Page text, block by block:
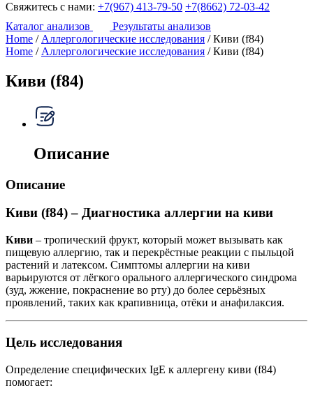
Свяжитесь с нами: +7(967) 413-79-50 +7(8662) 72-03-42
Каталог анализов
Результаты анализов
Home / Аллергологические исследования / Киви (f84)
Home / Аллергологические исследования / Киви (f84)
Киви (f84)
Описание
Описание
Киви (f84) – Диагностика аллергии на киви
Киви – тропический фрукт, который может вызывать как
пищевую аллергию, так и перекрёстные реакции с пыльцой
растений и латексом. Симптомы аллергии на киви
варьируются от лёгкого орального аллергического синдрома
(зуд, жжение, покраснение во рту) до более серьёзных
проявлений, таких как крапивница, отёки и анафилаксия.
Цель исследования
Определение специфических IgE к аллергену киви (f84)
помогает: